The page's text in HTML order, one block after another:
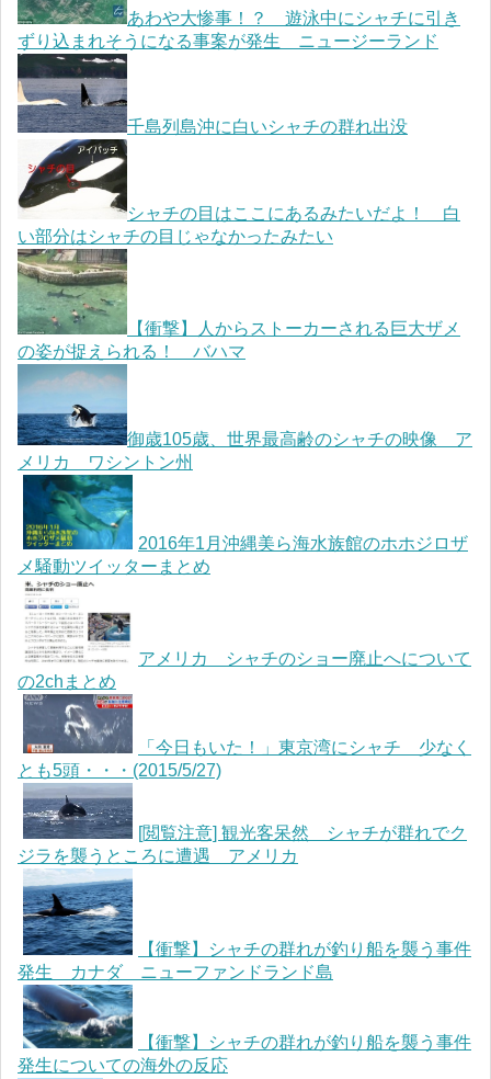
あわや大惨事！？ 遊泳中にシャチに引き
ずり込まれそうになる事案が発生 ニュージーランド
千島列島沖に白いシャチの群れ出没
シャチの目はここにあるみたいだよ！ 白
い部分はシャチの目じゃなかったみたい
【衝撃】人からストーカーされる巨大ザメ
の姿が捉えられる！ バハマ
御歳105歳、世界最高齢のシャチの映像 ア
メリカ ワシントン州
2016年1月沖縄美ら海水族館のホホジロザ
メ騒動ツイッターまとめ
アメリカ シャチのショー廃止へについて
の2chまとめ
「今日もいた！」東京湾にシャチ 少なく
とも5頭・・・(2015/5/27)
[閲覧注意] 観光客呆然 シャチが群れでク
ジラを襲うところに遭遇 アメリカ
【衝撃】シャチの群れが釣り船を襲う事件
発生 カナダ ニューファンドランド島
【衝撃】シャチの群れが釣り船を襲う事件
発生についての海外の反応